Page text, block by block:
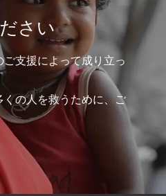
さい
支援によって成り立っ
の人を救うために、ご